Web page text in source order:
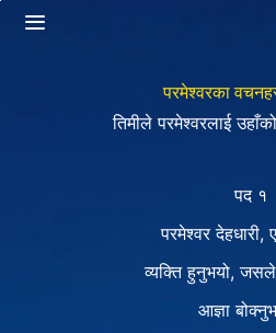
परमेश्‍वरका
तिमीले परमेश्‍वरलाई उहाँको
पद १
परमेश्‍वर देहधारी,
व्यक्ति हुनुभयो,
आज्ञा